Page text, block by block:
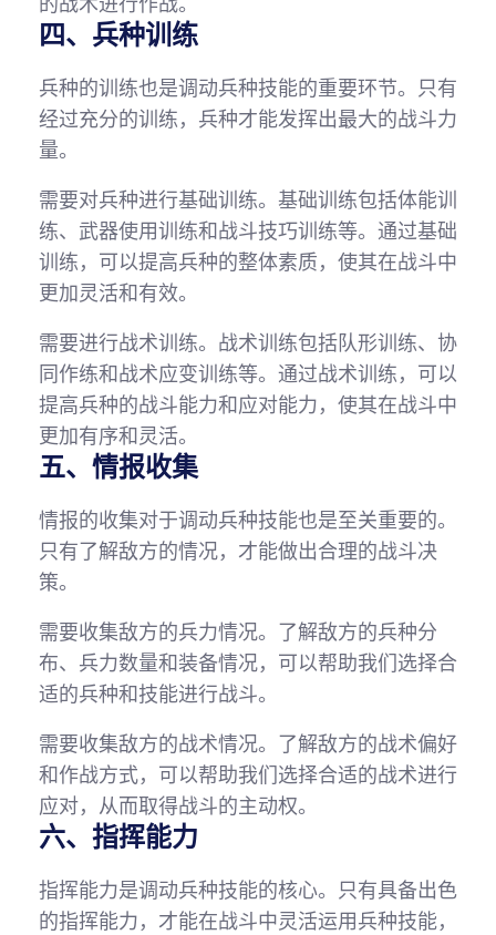
四、兵种训练
兵种的训练也是调动兵种技能的重要环节。只有
经过充分的训练，兵种才能发挥出最大的战斗力
量。
需要对兵种进行基础训练。基础训练包括体能训
练、武器使用训练和战斗技巧训练等。通过基础
训练，可以提高兵种的整体素质，使其在战斗中
更加灵活和有效。
需要进行战术训练。战术训练包括队形训练、协
同作练和战术应变训练等。通过战术训练，可以
提高兵种的战斗能力和应对能力，使其在战斗中
更加有序和灵活。
五、情报收集
情报的收集对于调动兵种技能也是至关重要的。
只有了解敌方的情况，才能做出合理的战斗决
策。
需要收集敌方的兵力情况。了解敌方的兵种分
布、兵力数量和装备情况，可以帮助我们选择合
适的兵种和技能进行战斗。
需要收集敌方的战术情况。了解敌方的战术偏好
和作战方式，可以帮助我们选择合适的战术进行
应对，从而取得战斗的主动权。
六、指挥能力
指挥能力是调动兵种技能的核心。只有具备出色
的指挥能力，才能在战斗中灵活运用兵种技能，